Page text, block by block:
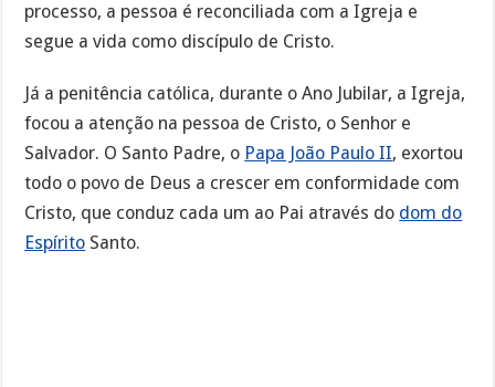
processo, a pessoa é reconciliada com a Igreja e
segue a vida como discípulo de Cristo.
Já a penitência católica, durante o Ano Jubilar, a Igreja,
focou a atenção na pessoa de Cristo, o Senhor e
Salvador. O Santo Padre, o Papa João Paulo II, exortou
todo o povo de Deus a crescer em conformidade com
Cristo, que conduz cada um ao Pai através do dom do
Espírito Santo.